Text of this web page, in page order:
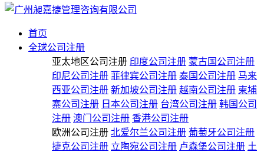
首页
全球公司注册
亚太地区公司注册 印度公司注册 蒙古国公司注册
印尼公司注册 菲律宾公司注册 泰国公司注册 马来
西亚公司注册 新加坡公司注册 越南公司注册 柬埔
寨公司注册 日本公司注册 台湾公司注册 韩国公司
注册 澳门公司注册 香港公司注册
欧洲公司注册 北爱尔兰公司注册 葡萄牙公司注册
捷克公司注册 立陶宛公司注册 卢森堡公司注册 土